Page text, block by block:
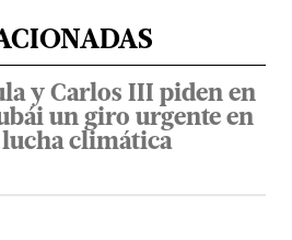
y Carlos III piden en
un giro urgente en
climática